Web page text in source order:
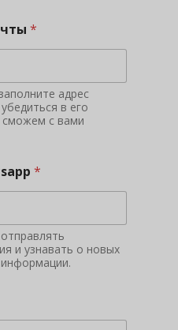
*
адрес
в его
сможем с вами
*
и узнавать о новых
информации.